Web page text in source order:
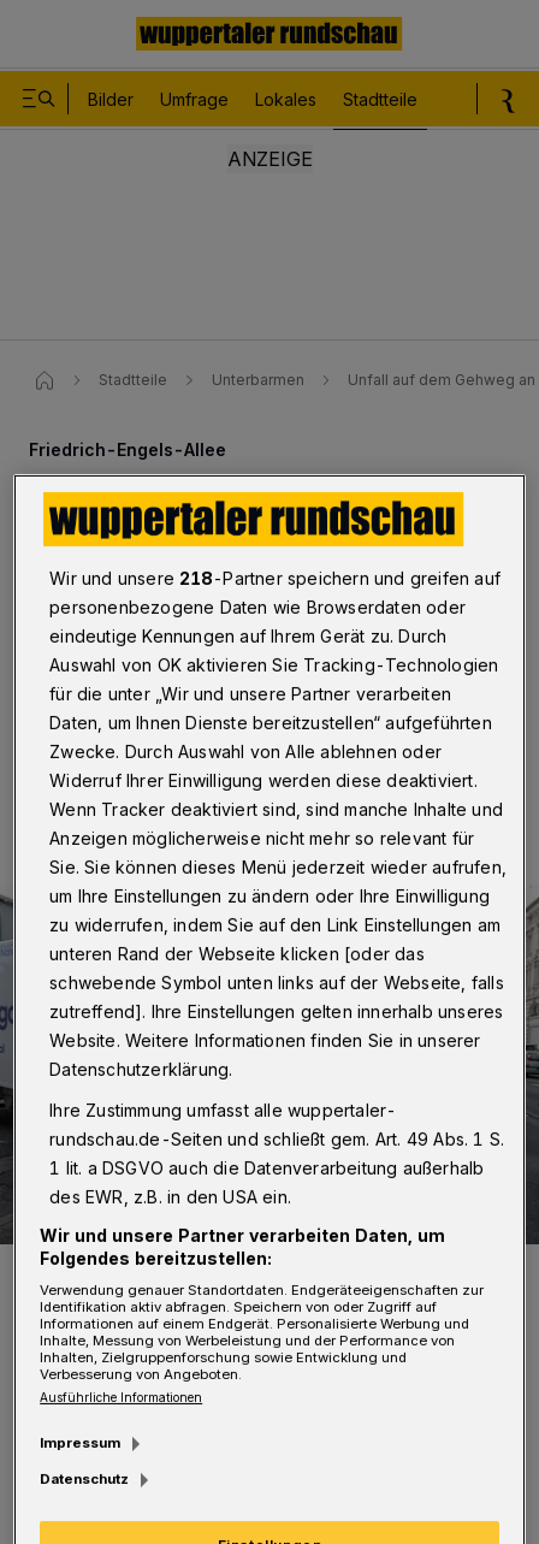
Bilder Umfrage Lokales Stadtteile
Stadtteile Unterbarmen Unfall auf dem Gehweg
Friedrich-Engels-Allee
Unfall auf dem Gehweg an der
B7
Wuppertal·Auf dem Fußweg der Wuppertaler
Friedrich-Engels-Allee hat sich am Freitagnachmittag
(28. Februar 2025) ein Verkehrsunfall ereignet. Eine
Person zog sich Verletzungen zu.
01.03.2025 , 00:00 Uhr Eine Minute Lesezeit
Der Fahrradfahrer musste ins Krankenhaus gebracht werden.
Foto: Christoph Petersen
Nach Polizeiangaben war ein Fahrradfahrer
gegen 15:30 Uhr in östlicher Richtung auf dem
Fußweg unterwegs. In diesem Moment verließ
Wir und unsere 218-Partner speichern und greifen auf
personenbezogene Daten wie Browserdaten oder
eindeutige Kennungen auf Ihrem Gerät zu. Durch
Auswahl von OK aktivieren Sie Tracking-Technologien
für die unter „Wir und unsere Partner verarbeiten
Daten, um Ihnen Dienste bereitzustellen“ aufgeführten
Zwecke. Durch Auswahl von Alle ablehnen oder
Widerruf Ihrer Einwilligung werden diese deaktiviert.
Wenn Tracker deaktiviert sind, sind manche Inhalte und
Anzeigen möglicherweise nicht mehr so relevant für
Sie. Sie können dieses Menü jederzeit wieder aufrufen,
um Ihre Einstellungen zu ändern oder Ihre Einwilligung
zu widerrufen, indem Sie auf den Link Einstellungen am
unteren Rand der Webseite klicken [oder das
schwebende Symbol unten links auf der Webseite, falls
zutreffend]. Ihre Einstellungen gelten innerhalb unseres
Website. Weitere Informationen finden Sie in unserer
Datenschutzerklärung.
Ihre Zustimmung umfasst alle wuppertaler-
rundschau.de-Seiten und schließt gem. Art. 49 Abs. 1 S.
1 lit. a DSGVO auch die Datenverarbeitung außerhalb
des EWR, z.B. in den USA ein.
Wir und unsere Partner verarbeiten Daten, um
Folgendes bereitzustellen:
Verwendung genauer Standortdaten. Endgeräteeigenschaften zur
Identifikation aktiv abfragen. Speichern von oder Zugriff auf
Informationen auf einem Endgerät. Personalisierte Werbung und
Inhalte, Messung von Werbeleistung und der Performance von
Inhalten, Zielgruppenforschung sowie Entwicklung und
Verbesserung von Angeboten.
Ausführliche Informationen
Impressum
Datenschutz